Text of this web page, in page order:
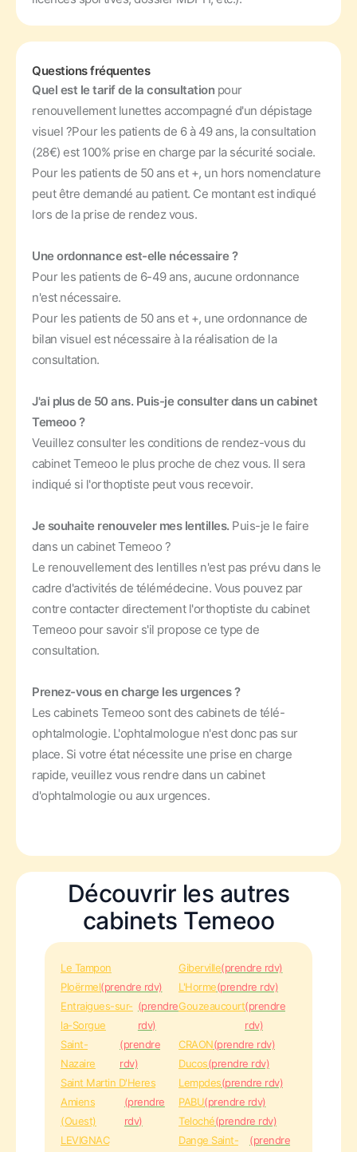
Questions fréquentes
Quel est le tarif de la consultation pour
renouvellement lunettes accompagné d'un dépistage
visuel ?Pour les patients de 6 à 49 ans, la consultation
(28€) est 100% prise en charge par la sécurité sociale.
Pour les patients de 50 ans et +, un hors nomenclature
peut être demandé au patient. Ce montant est indiqué
lors de la prise de rendez vous.
Une ordonnance est-elle nécessaire ?
Pour les patients de 6-49 ans, aucune ordonnance
n'est nécessaire.
Pour les patients de 50 ans et +, une ordonnance de
bilan visuel est nécessaire à la réalisation de la
consultation.
J'ai plus de 50 ans. Puis-je consulter dans un cabinet
Temeoo ?
Veuillez consulter les conditions de rendez-vous du
cabinet Temeoo le plus proche de chez vous. Il sera
indiqué si l'orthoptiste peut vous recevoir.
Je souhaite renouveler mes lentilles. Puis-je le faire
dans un cabinet Temeoo ?
Le renouvellement des lentilles n'est pas prévu dans le
cadre d'activités de télémédecine. Vous pouvez par
contre contacter directement l'orthoptiste du cabinet
Temeoo pour savoir s'il propose ce type de
consultation.
Prenez-vous en charge les urgences ?
Les cabinets Temeoo sont des cabinets de télé-
ophtalmologie. L'ophtalmologue n'est donc pas sur
place. Si votre état nécessite une prise en charge
rapide, veuillez vous rendre dans un cabinet
d'ophtalmologie ou aux urgences.
Découvrir les autres
cabinets Temeoo
Le Tampon Giberville(prendre rdv)
Ploërmel(prendre rdv) L'Horme(prendre rdv)
Entraigues-sur-
la-Sorgue
(prendre
rdv)
Gouzeaucourt(prendre
rdv)
Saint-
Nazaire
(prendre
rdv)
CRAON(prendre rdv)
Ducos(prendre rdv)
Saint Martin D'Heres
Lempdes(prendre rdv)
Amiens
(Ouest)
(prendre
rdv)
PABU(prendre rdv)
Teloché(prendre rdv)
LEVIGNAC
Dange Saint-
(prendre